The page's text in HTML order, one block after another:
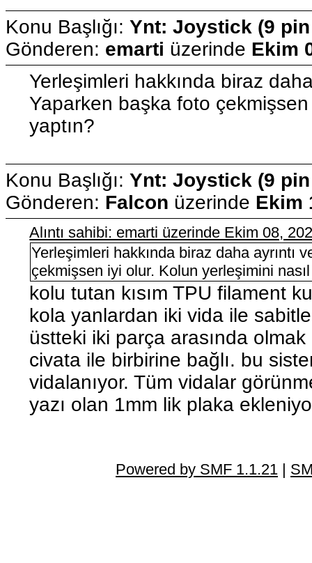
Konu Başlığı: Ynt: Joystick (9 pin
Gönderen: emarti üzerinde Ekim
Yerleşimleri hakkında biraz
Yaparken başka foto
yaptın?
Konu Başlığı: Ynt: Joystick (9 pin
Gönderen: Falcon üzerinde Ekim
Alıntı sahibi: emarti üzerinde Ekim 08,
Yerleşimleri hakkında biraz daha ayrıntı
çekmişsen iyi olur. Kolun yerleşimini nasıl
kolu tutan kısım TPU filament
kola yanlardan iki vida ile
üstteki iki parça arasında
civata ile birbirine bağlı. bu
vidalanıyor. Tüm vidalar
yazı olan 1mm lik plaka
Powered by SMF 1.1.21 |